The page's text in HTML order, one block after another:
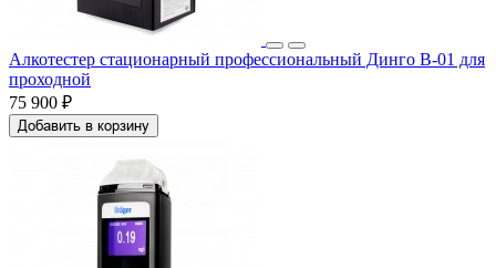
Алкотестер стационарный профессиональный Динго В-01 для
проходной
75 900 ₽
Добавить в корзину